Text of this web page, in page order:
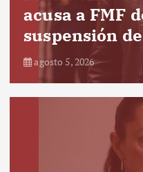
acusa a FMF
suspensión
agosto 5, 2026